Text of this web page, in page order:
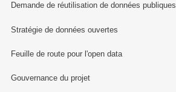
Demande de réutilisation de données publiques
Stratégie de données ouvertes
Feuille de route pour l'open data
Gouvernance du projet